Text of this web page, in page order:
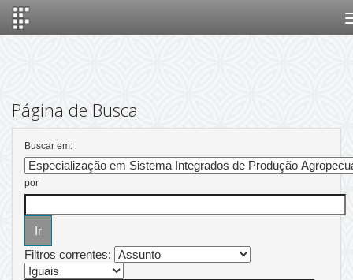
Página de Busca
Buscar em:
por
Filtros correntes: